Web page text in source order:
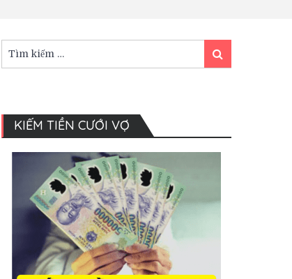
kiếm:
Tìm
kiếm
KIẾM TIỀN CƯỚI VỢ